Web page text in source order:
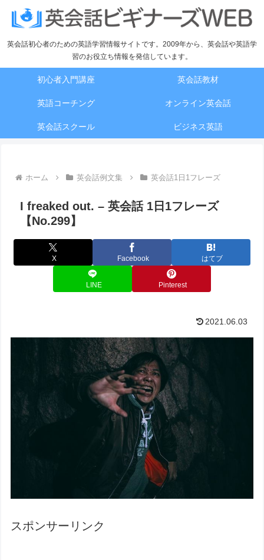
英会話初心者のための英語学習情報サイトです。2009年から、英会話や英語学
習のお役立ち情報を発信しています。
初心者入門講座 英会話教材
英語コーチング オンライン英会話
英会話スクール ビジネス英語
ホーム 英会話例文集 英会話1日1フレーズ
I freaked out. – 英会話 1日1フレーズ
【No.299】
X Facebook はてブ
LINE Pinterest
2021.06.03
スポンサーリンク